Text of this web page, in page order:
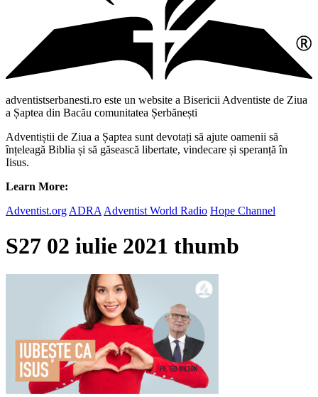
adventistserbanesti.ro este un website a Bisericii Adventiste de Ziua
a Șaptea din Bacău comunitatea Șerbănești
Adventiștii de Ziua a Șaptea sunt devotați să ajute oamenii să
înțeleagă Biblia și să găsească libertate, vindecare și speranță în
Iisus.
Learn More:
Adventist.org ADRA Adventist World Radio Hope Channel
S27 02 iulie 2021 thumb